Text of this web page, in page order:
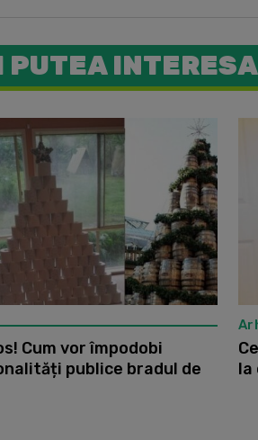
PUTEA INTERESA
Cineva i-
Cum vor împodobi
publice bradul de
la